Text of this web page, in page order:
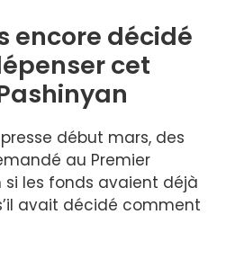
encore décidé
cet
début mars, des
au Premier
les fonds avaient déjà
avait décidé comment